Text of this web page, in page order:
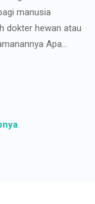
manusia
dokter hewan atau
Apa...